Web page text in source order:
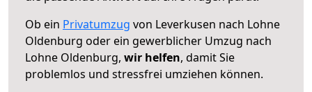
Ob ein Privatumzug von Leverkusen nach Lohne
Oldenburg oder ein gewerblicher Umzug nach
Lohne Oldenburg, wir helfen, damit Sie
problemlos und stressfrei umziehen können.